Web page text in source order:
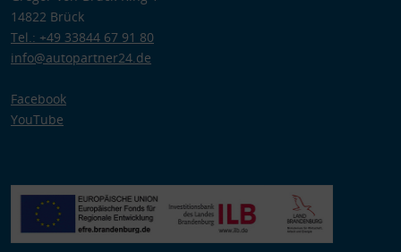
14822 Brück
Tel.: +49 33844 67 91 80
info@autopartner24.de
Facebook
YouTube